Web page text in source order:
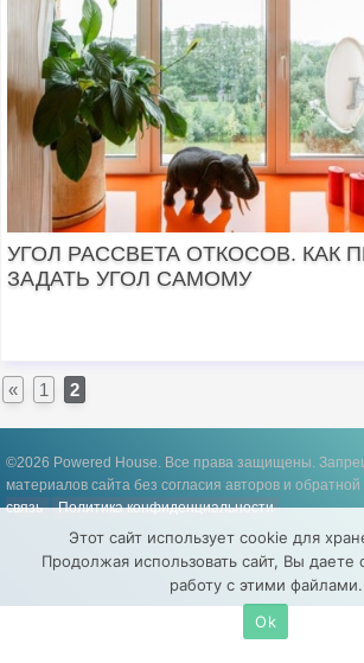
УГОЛ РАССВЕТА ОТКОСОВ. КАК
ЗАДАТЬ УГОЛ САМОМУ
« 1 2
©2026 Powered House. Все права защищены.
материалов сайта без согласия авторов и обратной
связь
Политика конфиденциальности
Этот сайт использует cookie для
Продолжая использовать сайт, Вы даете
работу с этими файлами.
Ok